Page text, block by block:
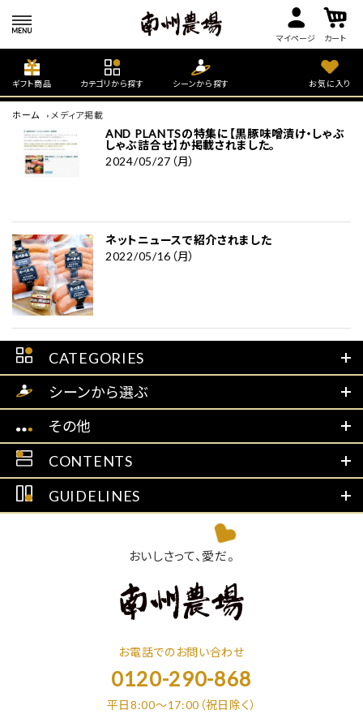
マイページ カート
ギフト商品 カテゴリから探す シーンから探す お気に入り
ホーム メディア掲載
AND PLANTSの特集に【黒豚味噌漬け・しゃぶ
しゃぶ詰合せ】か掲載されました。
2024/05/27（月）
ネットニュースで紹介されました
2022/05/16（月）
CATEGORIES
シーンから選ぶ
その他
CONTENTS
GUIDELINES
おいしさって、愛だ。
お電話でのお問い合わせ
0120-290-868
平日8:00～17:00（祝日除く）